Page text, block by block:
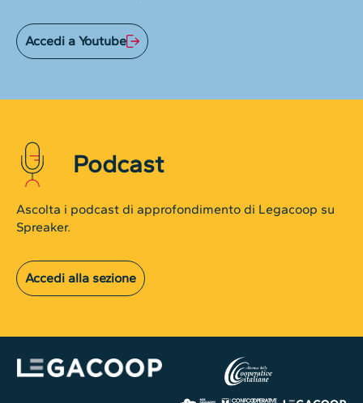
Accedi a Youtube
Podcast
Ascolta i podcast di approfondimento di Legacoop su
Spreaker.
Accedi alla sezione